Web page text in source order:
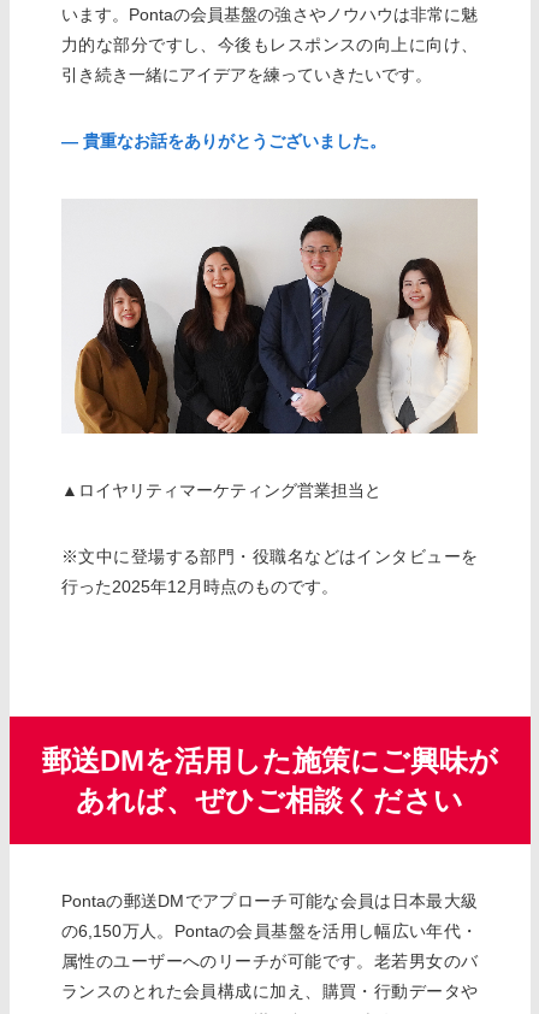
います。Pontaの会員基盤の強さやノウハウは非常に魅
力的な部分ですし、今後もレスポンスの向上に向け、
引き続き一緒にアイデアを練っていきたいです。
― 貴重なお話をありがとうございました。
▲ロイヤリティマーケティング営業担当と
※文中に登場する部門・役職名などはインタビューを
行った2025年12月時点のものです。
郵送DMを活用した施策にご興味が
あれば、ぜひご相談ください
Pontaの郵送DMでアプローチ可能な会員は日本最大級
の6,150万人。Pontaの会員基盤を活用し幅広い年代・
属性のユーザーへのリーチが可能です。老若男女のバ
ランスのとれた会員構成に加え、購買・行動データや